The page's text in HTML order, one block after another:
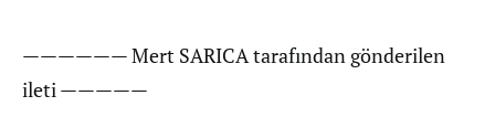
—————— Mert SARICA tarafından gönderilen
ileti —————